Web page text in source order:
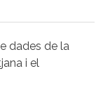
dades de la
i el